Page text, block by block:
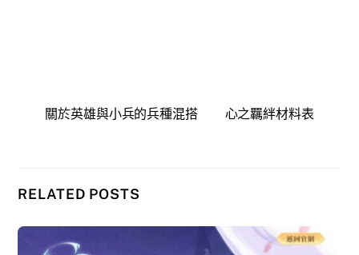
關於英雄與小兵的兵種混搭 心之羈絆材料表
RELATED POSTS